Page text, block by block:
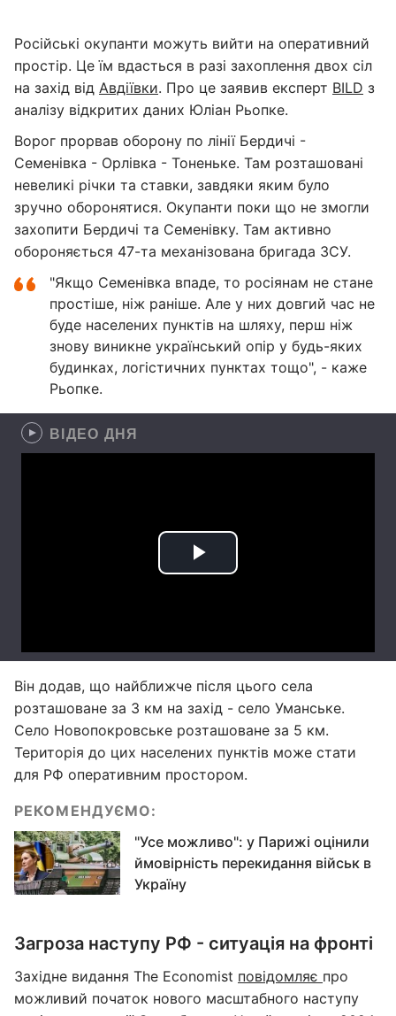
Російські окупанти можуть вийти на оперативний
простір. Це їм вдасться в разі захоплення двох сіл
на захід від Авдіївки. Про це заявив експерт BILD з
аналізу відкритих даних Юліан Рьопке.
Ворог прорвав оборону по лінії Бердичі -
Семенівка - Орлівка - Тоненьке. Там розташовані
невеликі річки та ставки, завдяки яким було
зручно оборонятися. Окупанти поки що не змогли
захопити Бердичі та Семенівку. Там активно
обороняється 47-та механізована бригада ЗСУ.
"Якщо Семенівка впаде, то росіянам не стане
простіше, ніж раніше. Але у них довгий час не
буде населених пунктів на шляху, перш ніж
знову виникне український опір у будь-яких
будинках, логістичних пунктах тощо", - каже
Рьопке.
ВІДЕО ДНЯ
Він додав, що найближче після цього села
розташоване за 3 км на захід - село Уманське.
Село Новопокровське розташоване за 5 км.
Територія до цих населених пунктів може стати
для РФ оперативним простором.
РЕКОМЕНДУЄМО:
"Усе можливо": у Парижі оцінили
ймовірність перекидання військ в
Україну
Загроза наступу РФ - ситуація на фронті
Західне видання The Economist повідомляє про
можливий початок нового масштабного наступу